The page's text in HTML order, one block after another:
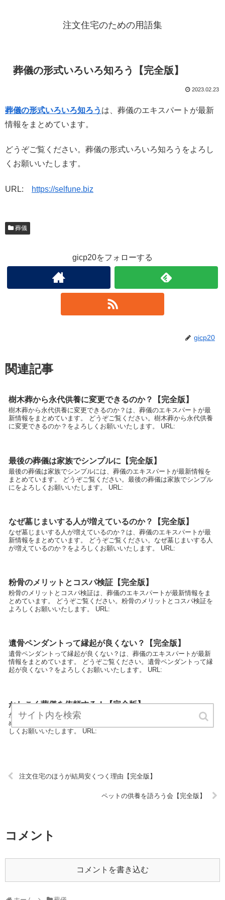
注文住宅のための用語集
葬儀の形式いろいろ知ろう【完全版】
2023.02.23
葬儀の形式いろいろ知ろう は、葬儀のエキスパートが最新
情報をまとめています。
どうぞご覧ください。葬儀の形式いろいろ知ろうをよろし
くお願いいたします。
URL: https://selfune.biz
葬儀
gicp20をフォローする
gicp20
関連記事
樹木葬から永代供養に変更できるのか？【完全版】
樹木葬から永代供養に変更できるのか？は、葬儀のエキスパートが最
新情報をまとめています。 どうぞご覧ください。樹木葬から永代供養
に変更できるのか？をよろしくお願いいたします。 URL:
最後の葬儀は家族でシンプルに【完全版】
最後の葬儀は家族でシンプルには、葬儀のエキスパートが最新情報を
まとめています。 どうぞご覧ください。最後の葬儀は家族でシンプル
にをよろしくお願いいたします。 URL:
なぜ墓じまいする人が増えているのか？【完全版】
なぜ墓じまいする人が増えているのか？は、葬儀のエキスパートが最
新情報をまとめています。 どうぞご覧ください。なぜ墓じまいする人
が増えているのか？をよろしくお願いいたします。 URL:
粉骨のメリットとコスパ検証【完全版】
粉骨のメリットとコスパ検証は、葬儀のエキスパートが最新情報をま
とめています。 どうぞご覧ください。粉骨のメリットとコスパ検証を
よろしくお願いいたします。 URL:
遺骨ペンダントって縁起が良くない？【完全版】
遺骨ペンダントって縁起が良くない？は、葬儀のエキスパートが最新
情報をまとめています。 どうぞご覧ください。遺骨ペンダントって縁
起が良くない？をよろしくお願いいたします。 URL:
かしこく葬儀を依頼する！【完全版】
かしこく葬儀を依頼する！は、葬儀のエキスパートが最新情報をまと
めています。 どうぞご覧ください。かしこく葬儀を依頼する！をよろ
しくお願いいたします。 URL:
注文住宅のほうが結局安くつく理由【完全版】
ペットの供養を語ろう会【完全版】
コメント
コメントを書き込む